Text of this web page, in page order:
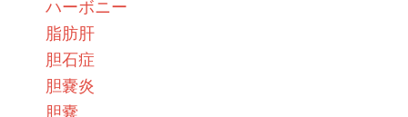
ハーボニー
脂肪肝
胆石症
胆嚢炎
胆嚢